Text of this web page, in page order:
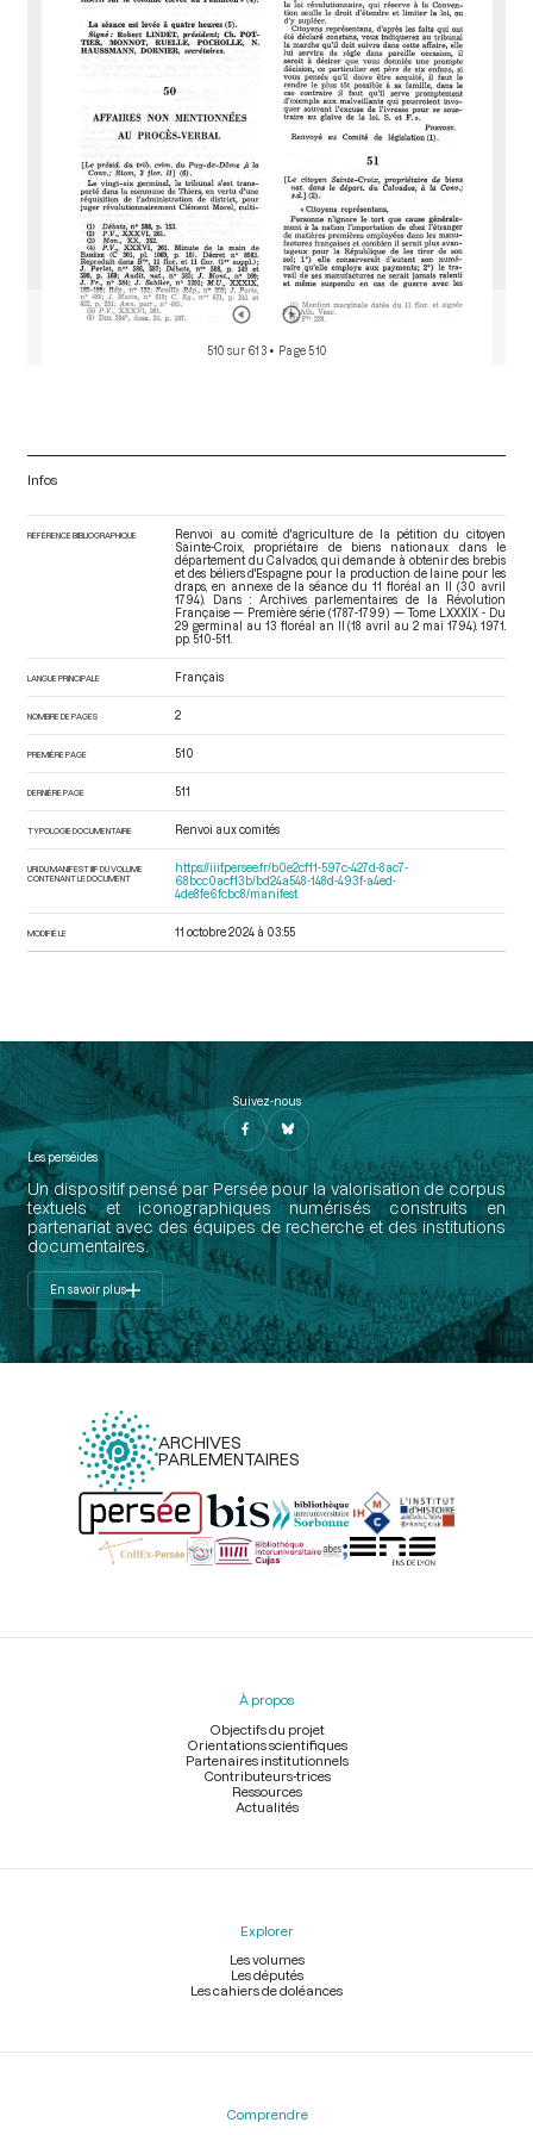
510 sur 613 • Page 510
Infos
RÉFÉRENCE BIBLIOGRAPHIQUE
Renvoi au comité d'agriculture de la pétition du citoyen
Sainte-Croix, propriétaire de biens nationaux dans le
département du Calvados, qui demande à obtenir des brebis
et des béliers d'Espagne pour la production de laine pour les
draps, en annexe de la séance du 11 floréal an II (30 avril
1794). Dans : Archives parlementaires de la Révolution
Française — Première série (1787-1799) — Tome LXXXIX - Du
29 germinal au 13 floréal an II (18 avril au 2 mai 1794). 1971.
pp. 510-511.
LANGUE PRINCIPALE Français
NOMBRE DE PAGES 2
PREMIÈRE PAGE 510
DERNIÈRE PAGE 511
TYPOLOGIE DOCUMENTAIRE Renvoi aux comités
URI DU MANIFEST IIIF DU VOLUME
CONTENANT LE DOCUMENT
https://iiif.persee.fr/b0e2cf11-597c-427d-8ac7-
68bcc0acf13b/bd24a548-148d-493f-a4ed-
4de8fe6fcbc8/manifest
MODIFIÉ LE 11 octobre 2024 à 03:55
Suivez-nous
Les perséides
Un dispositif pensé par Persée pour la valorisation de corpus
textuels et iconographiques numérisés construits en
partenariat avec des équipes de recherche et des institutions
documentaires.
En savoir plus
ARCHIVES
PARLEMENTAIRES
Menu
À propos
Objectifs du projet
Orientations scientifiques
Partenaires institutionnels
Contributeurs-trices
Ressources
Actualités
Explorer
Les volumes
Les députés
Les cahiers de doléances
Comprendre